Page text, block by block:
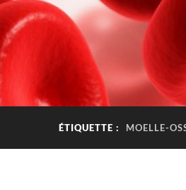
ÉTIQUETTE : MOELLE-